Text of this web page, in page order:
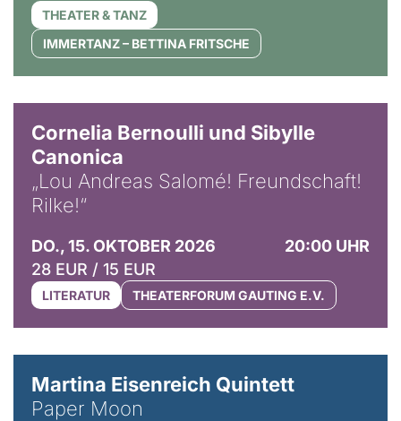
THEATER & TANZ
IMMERTANZ – BETTINA FRITSCHE
Cornelia Bernoulli und Sibylle
Canonica
„Lou Andreas Salomé! Freundschaft!
Rilke!“
DO., 15. OKTOBER 2026
20:00 UHR
28 EUR / 15 EUR
LITERATUR THEATERFORUM GAUTING E.V.
Martina Eisenreich Quintett
Paper Moon